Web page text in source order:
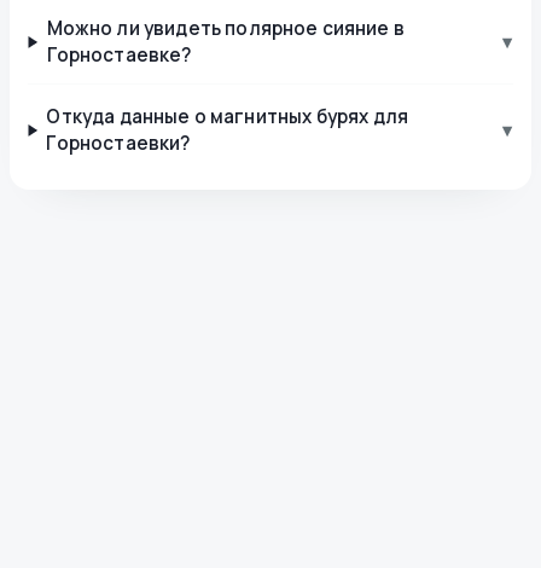
Можно ли увидеть полярное сияние в
Горностаевке?
▾
Откуда данные о магнитных бурях для
Горностаевки?
▾